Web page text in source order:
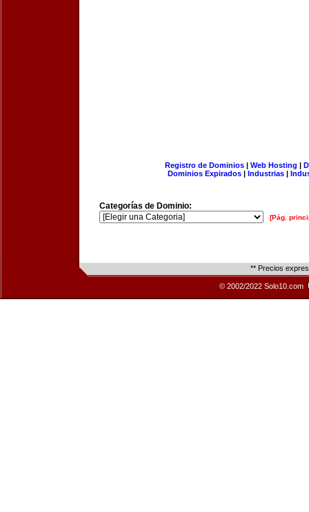
Registro de Dominios| Web Hosting |
Dominios Expirados | Industrias |
Categorías de Dominio:
[Pág.
** Precios
© 2002/2022 Solo10.com